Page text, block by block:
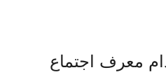
معرف اجتماع